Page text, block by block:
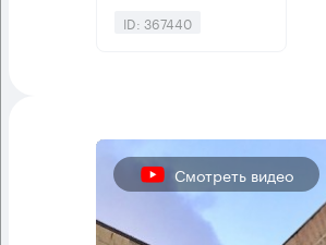
ID: 367440
Смотреть видео